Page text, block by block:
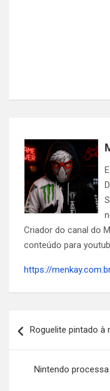
Criador do canal do
conteúdo para
https://
de
Roguelite pintado à
Nintendo